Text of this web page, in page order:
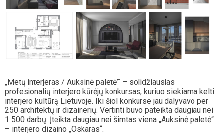
„Metų interjeras / Auksinė paletė’“ – solidžiausias
profesionalių interjero kūrėjų konkursas, kuriuo siekiama kelti
interjero kultūrą Lietuvoje. Iki šiol konkurse jau dalyvavo per
250 architektų ir dizainerių. Vertinti buvo pateikta daugiau nei
1 500 darbų. Įteikta daugiau nei šimtas viena „Auksinė paletė“
– interjero dizaino „Oskaras“.